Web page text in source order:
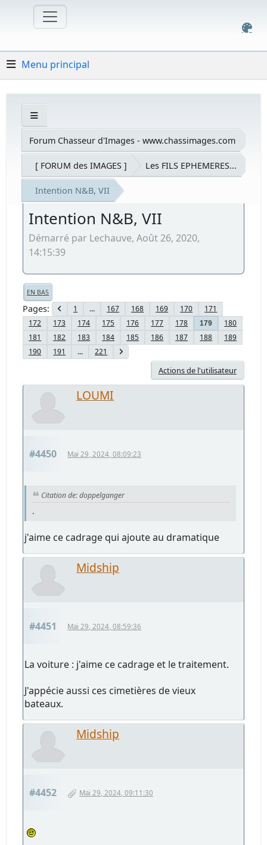
Menu principal
Forum Chasseur d'Images - www.chassimages.com
[ FORUM des IMAGES ] Les FILS EPHEMERES...
Intention N&B, VII
Intention N&B, VII
Démarré par Lechauve, Août 26, 2020,
14:15:39
EN BAS
Pages 1 ... 167 168 169 170
171
172
173 174 175 176 177 178 179
180
181
182 183 184 185 186 187 188
189
190
191 ... 221
Actions de l'utilisateur
LOUMI
#4450 Mai 29, 2024, 08:09:23
Citation de: doppelganger
.
j'aime ce cadrage qui ajoute au dramatique
Midship
#4451 Mai 29, 2024, 08:59:36
La voiture : j'aime ce cadrage et le traitement.
J'appécie aussi ces cimetières de vieux
bateaux.
Midship
#4452 Mai 29, 2024, 09:11:30